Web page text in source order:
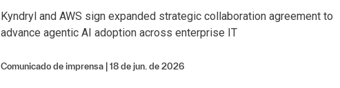
Kyndryl and AWS sign expanded strategic collaboration agreement to
advance agentic AI adoption across enterprise IT
Comunicado de imprensa 18 de jun. de 2026